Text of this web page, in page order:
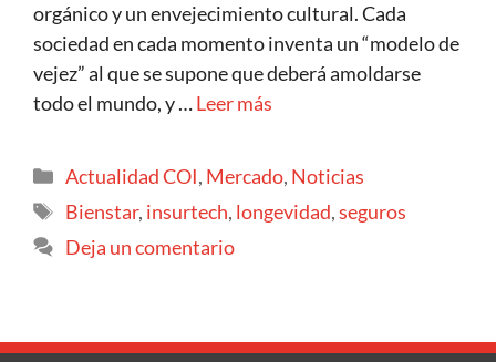
orgánico y un envejecimiento cultural. Cada
sociedad en cada momento inventa un “modelo de
vejez” al que se supone que deberá amoldarse
todo el mundo, y …Leer más
Actualidad COI, Mercado, Noticias
Bienstar, insurtech, longevidad,seguros
Deja un comentario